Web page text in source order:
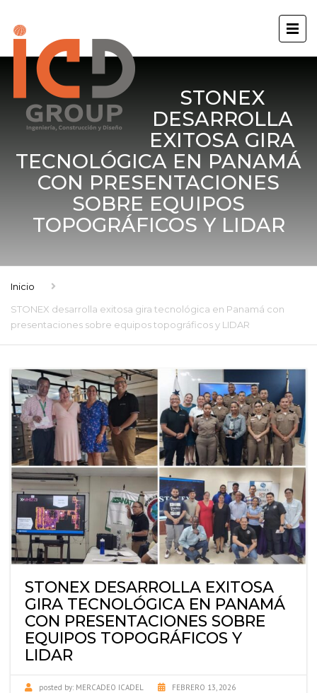
STONEX
DESARROLLA
EXITOSA GIRA
TECNOLÓGICA EN PANAMÁ
CON PRESENTACIONES
SOBRE EQUIPOS
TOPOGRÁFICOS Y LIDAR
Inicio
STONEX desarrolla exitosa gira tecnológica en Panamá con
presentaciones sobre equipos topográficos y LIDAR
STONEX DESARROLLA EXITOSA
GIRA TECNOLÓGICA EN PANAMÁ
CON PRESENTACIONES SOBRE
EQUIPOS TOPOGRÁFICOS Y
LIDAR
posted by: MERCADEO ICADEL
FEBRERO 13, 2026